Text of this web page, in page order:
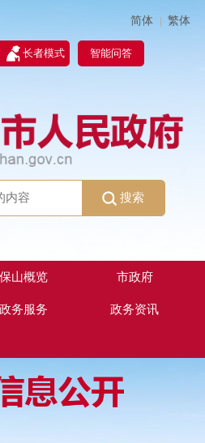
简体 | 繁体
长者模式 智能问答
搜索
保山概览 市政府
政务服务 政务资讯